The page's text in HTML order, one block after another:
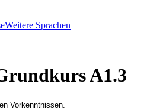
Weitere Sprachen
A1.3
Vorkenntnissen.